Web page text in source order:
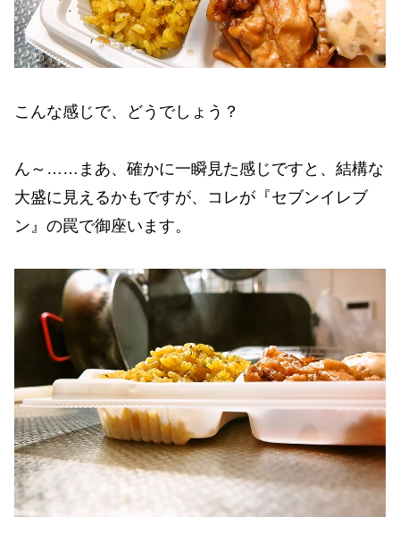
こんな感じで、どうでしょう？
ん～……まあ、確かに一瞬見た感じですと、結構な
大盛に見えるかもですが、コレが『セブンイレブ
ン』の罠で御座います。